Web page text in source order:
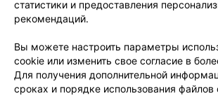
исполнительность и пунктуальность как у
надо еще поискать. Мы очень довольны и
Добавить
статистики и предоставления
рекомендаций.
Вы можете настроить параметры
cookie или изменить свое согласие в
Для получения дополнительной
сроках и порядке использования